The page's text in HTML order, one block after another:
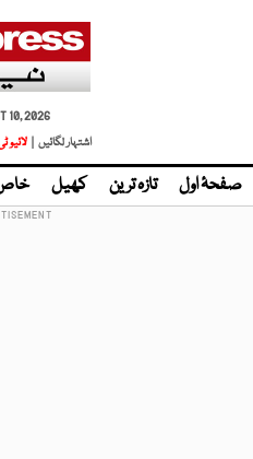
10, 2026
اشتہار لگائیں |
لائیو
صفحۂ اول تازہ ترین کھیل